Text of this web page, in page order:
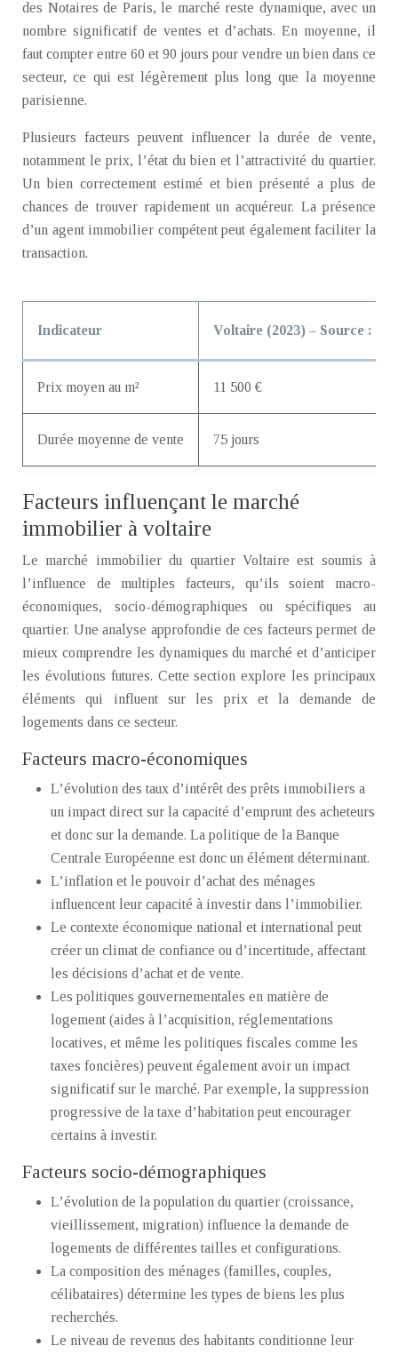
des Notaires de Paris, le marché reste dynamique, avec un
nombre significatif de ventes et d’achats. En moyenne, il
faut compter entre 60 et 90 jours pour vendre un bien dans ce
secteur, ce qui est légèrement plus long que la moyenne
parisienne.
Plusieurs facteurs peuvent influencer la durée de vente,
notamment le prix, l’état du bien et l’attractivité du quartier.
Un bien correctement estimé et bien présenté a plus de
chances de trouver rapidement un acquéreur. La présence
d’un agent immobilier compétent peut également faciliter la
transaction.
Indicateur Voltaire (2023) – Source :
Prix moyen au m² 11 500 €
Durée moyenne de vente 75 jours
Facteurs influençant le marché
immobilier à voltaire
Le marché immobilier du quartier Voltaire est soumis à
l’influence de multiples facteurs, qu’ils soient macro-
économiques, socio-démographiques ou spécifiques au
quartier. Une analyse approfondie de ces facteurs permet de
mieux comprendre les dynamiques du marché et d’anticiper
les évolutions futures. Cette section explore les principaux
éléments qui influent sur les prix et la demande de
logements dans ce secteur.
Facteurs macro-économiques
L’évolution des taux d’intérêt des prêts immobiliers a
un impact direct sur la capacité d’emprunt des acheteurs
et donc sur la demande. La politique de la Banque
Centrale Européenne est donc un élément déterminant.
L’inflation et le pouvoir d’achat des ménages
influencent leur capacité à investir dans l’immobilier.
Le contexte économique national et international peut
créer un climat de confiance ou d’incertitude, affectant
les décisions d’achat et de vente.
Les politiques gouvernementales en matière de
logement (aides à l’acquisition, réglementations
locatives, et même les politiques fiscales comme les
taxes foncières) peuvent également avoir un impact
significatif sur le marché. Par exemple, la suppression
progressive de la taxe d’habitation peut encourager
certains à investir.
Facteurs socio-démographiques
L’évolution de la population du quartier (croissance,
vieillissement, migration) influence la demande de
logements de différentes tailles et configurations.
La composition des ménages (familles, couples,
célibataires) détermine les types de biens les plus
recherchés.
Le niveau de revenus des habitants conditionne leur